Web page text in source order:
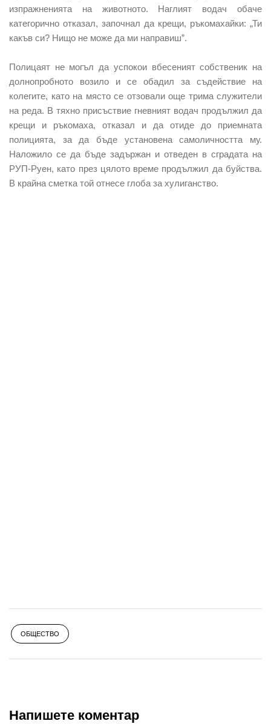
изпражненията на животното. Наглият водач обаче
категорично отказал, започнал да крещи, ръкомахайки: „Ти
какъв си? Нищо не може да ми направиш”.
Полицаят не могъл да успокои вбесеният собственик на
долнопробното возило и се обадил за съдействие на
колегите, като на място се отзовали още трима служители
на реда. В тяхно присъствие гневният водач продължил да
крещи и ръкомаха, отказал и да отиде до приемната
полицията, за да бъде установена самоличността му.
Наложило се да бъде задържан и отведен в сградата на
РУП-Руен, като през цялото време продължил да буйства.
В крайна сметка той отнесе глоба за хулиганство.
ОБЩЕСТВО
Напишете коментар